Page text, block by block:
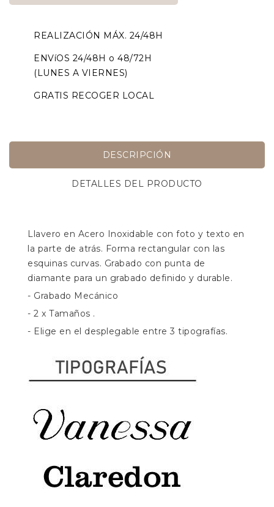
REALIZACIÓN MÁX. 24/48H
ENVíOS 24/48H o 48/72H
(LUNES A VIERNES)
GRATIS RECOGER LOCAL
DESCRIPCIÓN
DETALLES DEL PRODUCTO
Llavero en Acero Inoxidable con foto y texto en
la parte de atrás. Forma rectangular con las
esquinas curvas. Grabado con punta de
diamante para un grabado definido y durable.
- Grabado Mecánico
- 2 x Tamaños .
- Elige en el desplegable entre 3 tipografías.